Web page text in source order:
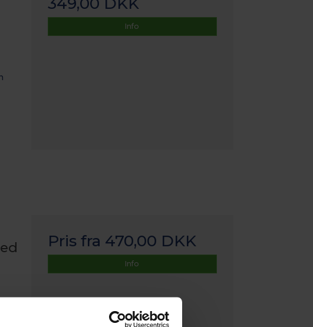
Info
Pris fra 470,00 DKK
Info